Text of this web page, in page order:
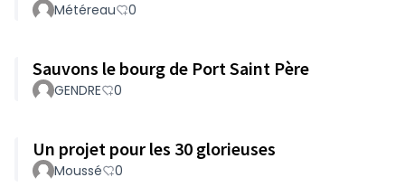
Météreau 0
Sauvons le bourg de Port Saint Père
GENDRE 0
Un projet pour les 30 glorieuses
Moussé 0